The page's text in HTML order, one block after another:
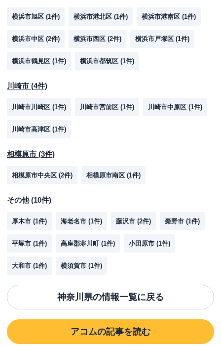
横浜市旭区 (1件) 横浜市港北区 (1件) 横浜市港南区 (1件)
横浜市中区 (2件) 横浜市西区 (2件) 横浜市戸塚区 (1件)
横浜市鶴見区 (1件) 横浜市都筑区 (1件)
川崎市 (4件)
川崎市川崎区 (1件) 川崎市宮前区 (1件) 川崎市中原区 (1件)
川崎市高津区 (1件)
相模原市 (3件)
相模原市中央区 (2件) 相模原市南区 (1件)
その他(10件)
厚木市 (1件) 海老名市 (1件) 藤沢市 (2件) 秦野市 (1件)
平塚市 (1件) 高座郡寒川町 (1件) 小田原市 (1件)
大和市 (1件) 横須賀市 (1件)
神奈川県の情報一覧に戻る
アコムの記事を読む